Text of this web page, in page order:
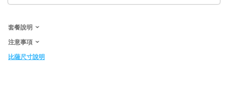
套餐說明
注意事項
比薩尺寸說明